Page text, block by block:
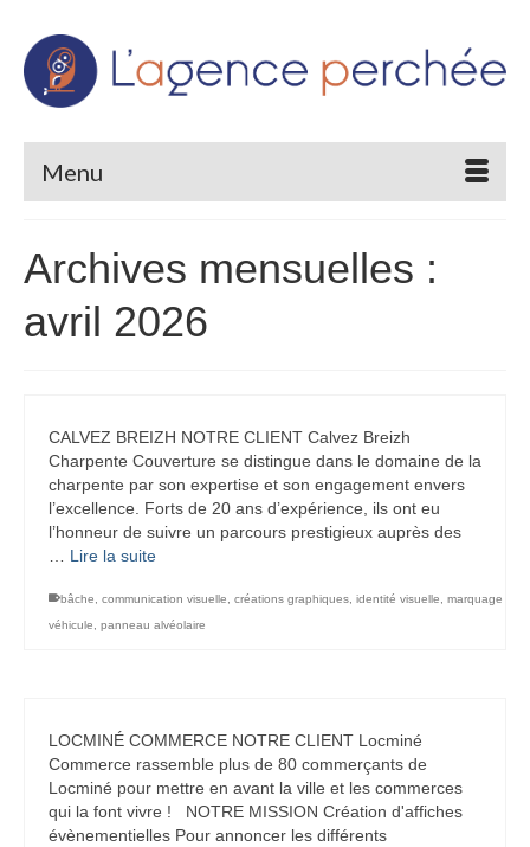
Menu
Archives mensuelles :
avril 2026
CALVEZ BREIZH NOTRE CLIENT Calvez Breizh
Charpente Couverture se distingue dans le domaine de la
charpente par son expertise et son engagement envers
l’excellence. Forts de 20 ans d’expérience, ils ont eu
l’honneur de suivre un parcours prestigieux auprès des
Lire la suite
bâche communication visuelle créations graphiques identité visuelle
marquage
véhicule
panneau alvéolaire
LOCMINÉ COMMERCE NOTRE CLIENT Locminé
Commerce rassemble plus de 80 commerçants de
Locminé pour mettre en avant la ville et les commerces
qui la font vivre ! NOTRE MISSION Création d'affiches
évènementielles Pour annoncer les différents